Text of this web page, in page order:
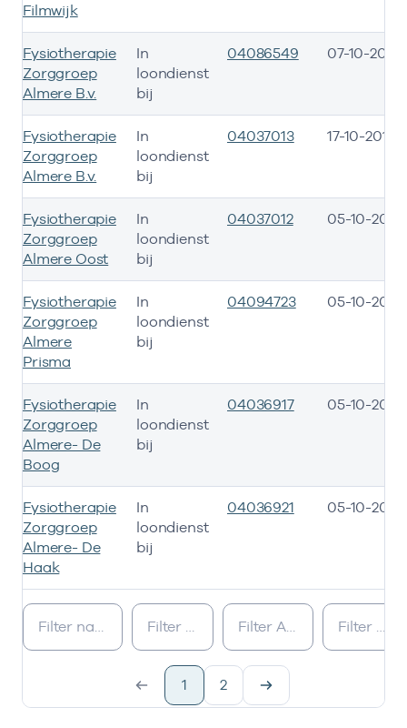
Ik heb een arbeidsrelatie met
Filmwijk
Fysiotherapie
Zorggroep
Almere B.v.
In
loondienst
bij
04086549 07-10-2015
Fysiotherapie
Zorggroep
Almere B.v.
In
loondienst
bij
04037013 17-10-2015
Fysiotherapie
Zorggroep
Almere Oost
In
loondienst
bij
04037012 05-10-2015
Fysiotherapie
Zorggroep
Almere
Prisma
In
loondienst
bij
04094723 05-10-2015
Fysiotherapie
Zorggroep
Almere- De
Boog
In
loondienst
bij
04036917 05-10-2015
Fysiotherapie
Zorggroep
Almere- De
Haak
In
loondienst
bij
04036921 05-10-2015
1 2